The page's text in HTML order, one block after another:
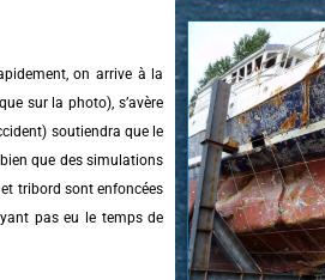
on arrive à la
sur la photo), s’avère
soutiendra que le
que des simulations
tribord sont enfoncées
pas eu le temps de